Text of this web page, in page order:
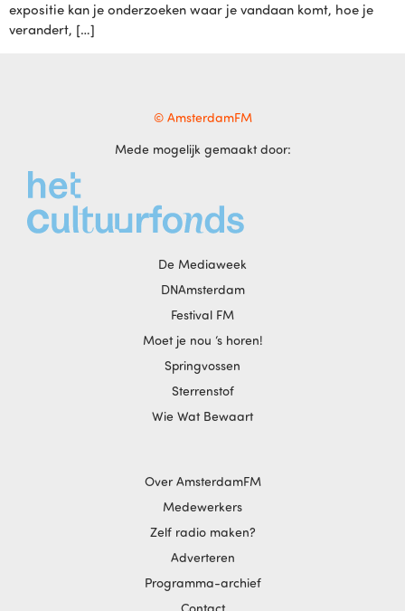
expositie kan je onderzoeken waar je vandaan komt, hoe je
verandert, […]
© AmsterdamFM
Mede mogelijk gemaakt door:
De Mediaweek
DNAmsterdam
Festival FM
Moet je nou ‘s horen!
Springvossen
Sterrenstof
Wie Wat Bewaart
Over AmsterdamFM
Medewerkers
Zelf radio maken?
Adverteren
Programma-archief
Contact